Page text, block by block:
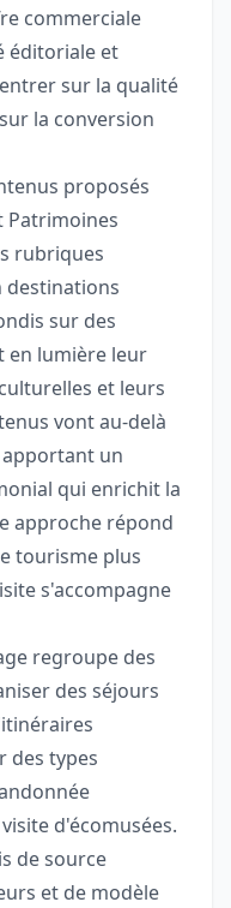
commerciale
éditoriale et
sur la qualité
la conversion
proposés
Patrimoines
rubriques
destinations
sur des
en lumière leur
et leurs
vont au-delà
un
qui enrichit la
approche répond
tourisme plus
s'accompagne
regroupe des
des séjours
des types
d'écomusées.
de source
et de modèle